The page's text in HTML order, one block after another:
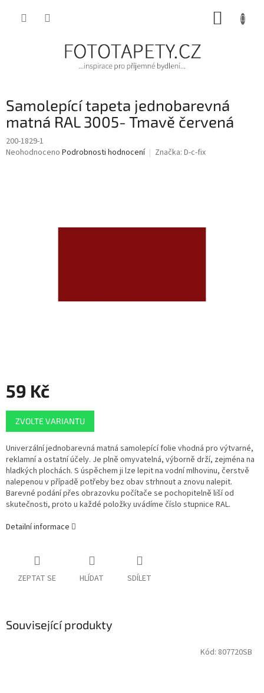
Samolepící tapeta jednobarevná
matná RAL 3005- Tmavě červená
200-1829-1
Průměrné
Neohodnoceno Podrobnosti hodnocení Značka: D-c-fix
59 Kč
Měrná
cena:
ZVOLTE VARIANTU
Univerzální jednobarevná matná samolepící folie vhodná pro výtvarné,
reklamní a ostatní účely. Je plně omyvatelná, výborně drží, zejména na
hladkých plochách. S úspěchem ji lze lepit na vodní mlhovinu, čerstvě
nalepenou v případě potřeby bez obav strhnout a znovu nalepit.
Barevné podání přes obrazovku počítače se pochopitelně liší od
skutečnosti, proto u každé položky uvádíme číslo stupnice RAL.
Detailní informace
ZEPTAT SE HLÍDAT SDÍLET
Související produkty
Kód: 807720SB